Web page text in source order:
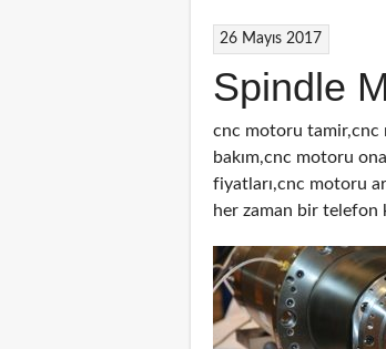
26 Mayıs 2017
Spindle
cnc motoru tamir,cnc
bakım,cnc motoru
fiyatları,cnc motoru
her zaman bir telefon